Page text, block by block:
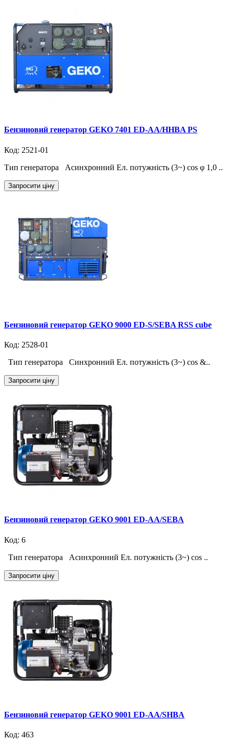
Бензиновий генератор GEKO 7401 ED-AA/HHBA PS
Код: 2521-01
Тип генератора Асинхронний Ел. потужність (3~) cos φ 1,0 ..
Запросити ціну
Бензиновий генератор GEKO 9000 ED-S/SEBA RSS cube
Код: 2528-01
Тип генератора Синхронний Ел. потужність (3~) cos &..
Запросити ціну
Бензиновий генератор GEKO 9001 ED-AA/SEBA
Код: 6
Тип генератора Асинхронний Ел. потужність (3~) cos ..
Запросити ціну
Бензиновий генератор GEKO 9001 ED-AA/SHBA
Код: 463